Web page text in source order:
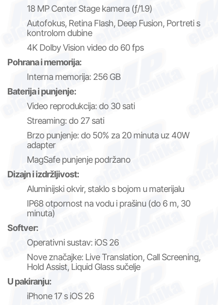
18 MP Center Stage kamera (ƒ/1.9)
Autofokus, Retina Flash, Deep Fusion, Portreti s
kontrolom dubine
4K Dolby Vision video do 60 fps
Pohrana i memorija:
Interna memorija: 256 GB
Baterija i punjenje:
Video reprodukcija: do 30 sati
Streaming: do 27 sati
Brzo punjenje: do 50% za 20 minuta uz 40W
adapter
MagSafe punjenje podržano
Dizajn i izdržljivost:
Aluminijski okvir, staklo s bojom u materijalu
IP68 otpornost na vodu i prašinu (do 6 m, 30
minuta)
Softver:
Operativni sustav: iOS 26
Nove značajke: Live Translation, Call Screening,
Hold Assist, Liquid Glass sučelje
U pakiranju:
iPhone 17 s iOS 26